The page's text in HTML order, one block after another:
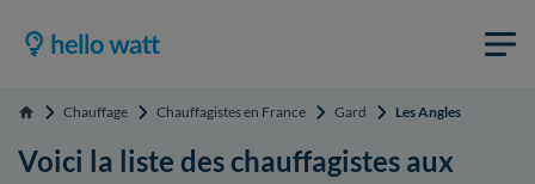
Accueil Chauffage Chauffagistes en France Gard Les Angles
Voici la liste des chauffagistes aux